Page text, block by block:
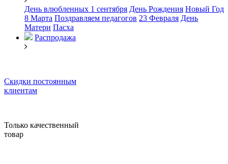
День влюбленных 1 сентября День Рождения Новый Год
8 Марта Поздравляем педагогов 23 Февраля День
Матери Пасха
Распродажа
Скидки постоянным
клиентам
Только качественный
товар